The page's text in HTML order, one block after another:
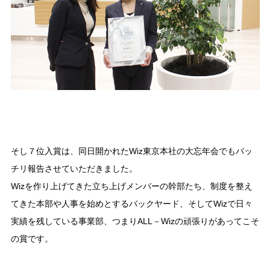
そし７位入賞は、同日開かれたWiz東京本社の大忘年会でもバッ
チリ報告させていただきました。
Wizを作り上げてきた立ち上げメンバーの幹部たち、制度を整え
てきた本部や人事を始めとするバックヤード、そしてWizで日々
実績を残している事業部、つまりALL－Wizの頑張りがあってこそ
の賞です。